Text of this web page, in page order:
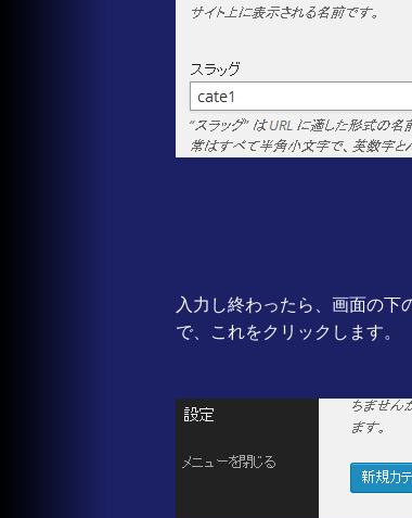
入力し終わったら、画面の下
で、これをクリックします。